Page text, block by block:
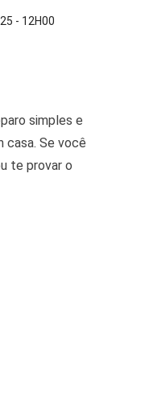
- 12H00
simples e
casa. Se você
te provar o